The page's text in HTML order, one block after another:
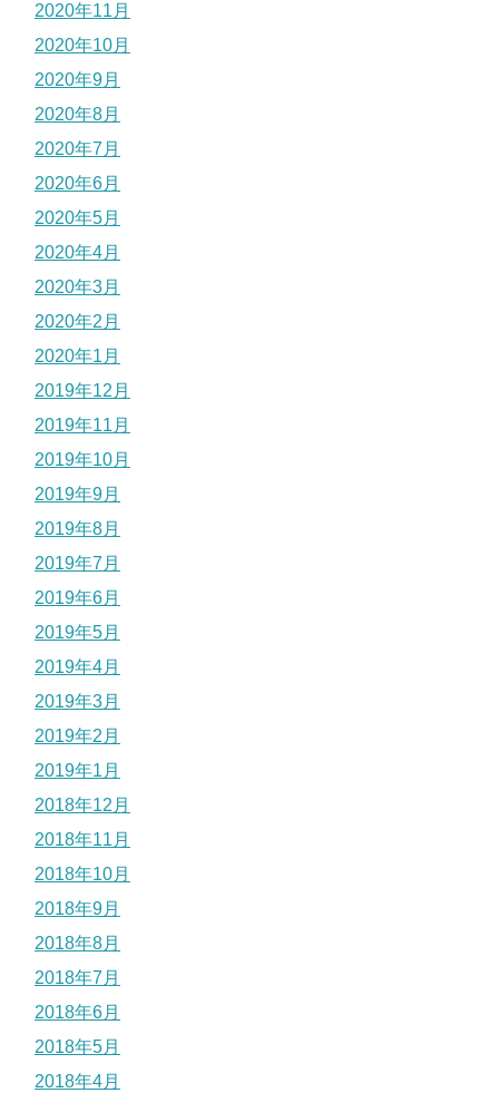
2020年11月
2020年10月
2020年9月
2020年8月
2020年7月
2020年6月
2020年5月
2020年4月
2020年3月
2020年2月
2020年1月
2019年12月
2019年11月
2019年10月
2019年9月
2019年8月
2019年7月
2019年6月
2019年5月
2019年4月
2019年3月
2019年2月
2019年1月
2018年12月
2018年11月
2018年10月
2018年9月
2018年8月
2018年7月
2018年6月
2018年5月
2018年4月